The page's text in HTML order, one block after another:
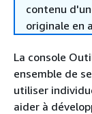
contenu
originale en
La console
ensemble de
utiliser
aider à